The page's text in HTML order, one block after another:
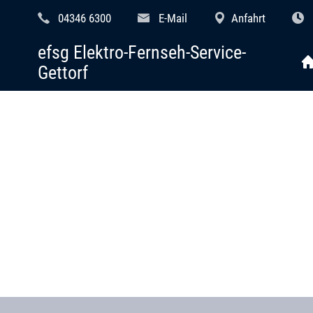
04346 6300 E-Mail Anfahrt
efsg Elektro-Fernseh-Service-
Gettorf